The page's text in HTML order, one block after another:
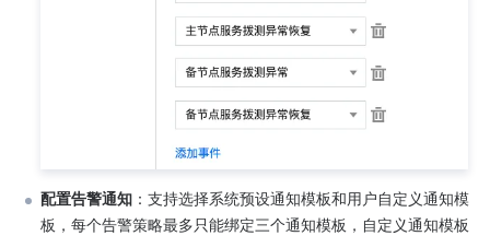
配置告警通知 ：支持选择系统预设通知模板和用户自定义通知模
板，每个告警策略最多只能绑定三个通知模板，自定义通知模板